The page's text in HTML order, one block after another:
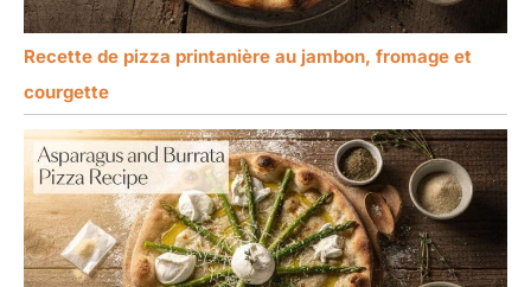
Recette de pizza printanière au jambon, fromage et
courgette